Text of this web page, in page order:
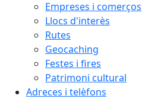
Empreses i comerços
Llocs d'interès
Rutes
Geocaching
Festes i fires
Patrimoni cultural
Adreces i telèfons